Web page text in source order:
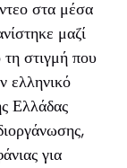
στα μέσα
μαζί
στιγμή που
ελληνικό
Ελλάδας
για